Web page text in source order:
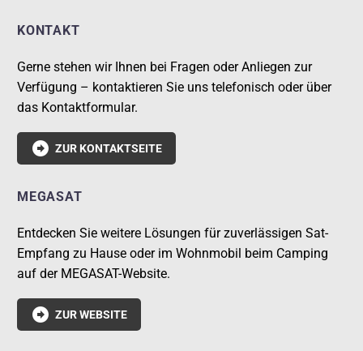
KONTAKT
Gerne stehen wir Ihnen bei Fragen oder Anliegen zur
Verfügung – kontaktieren Sie uns telefonisch oder über
das Kontaktformular.
 ZUR KONTAKTSEITE
MEGASAT
Entdecken Sie weitere Lösungen für zuverlässigen Sat-
Empfang zu Hause oder im Wohnmobil beim Camping
auf der MEGASAT-Website.
 ZUR WEBSITE